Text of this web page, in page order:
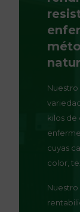
kilos de
cuyas
color,